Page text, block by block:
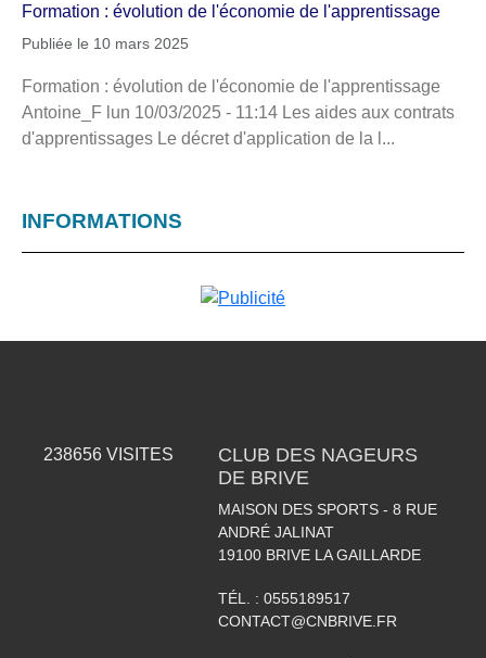
Formation : évolution de l'économie de l'apprentissage
Publiée le 10 mars 2025
Formation : évolution de l'économie de l'apprentissage
Antoine_F lun 10/03/2025 - 11:14 Les aides aux contrats
d'apprentissages Le décret d'application de la l...
INFORMATIONS
238656 VISITES
CLUB DES NAGEURS
DE BRIVE
MAISON DES SPORTS - 8 RUE
ANDRÉ JALINAT
19100 BRIVE LA GAILLARDE
TÉL. : 0555189517
CONTACT@CNBRIVE.FR